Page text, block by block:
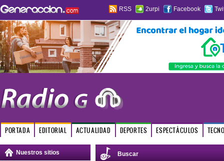
RSS 2urpi Facebook
PORTADA EDITORIAL ACTUALIDAD DEPORTES ESPECTÁCULOS
Nuestros sitios Buscar